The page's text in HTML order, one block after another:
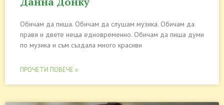
Обичам да пиша. Обичам да слушам музика. Обичам да
правя и двете неща едновременно. Обичам да пиша думи
по музика и съм създала много красиви
ПРОЧЕТИ ПОВЕЧЕ »